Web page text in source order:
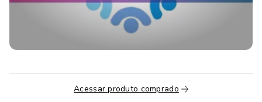
Acessar produto comprado